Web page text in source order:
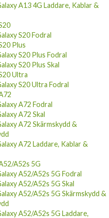
A13 4G Laddare, Kablar &
S20 Fodral
Plus
S20 Plus Fodral
S20 Plus Skal
Ultra
S20 Ultra Fodral
A72 Fodral
A72 Skal
A72 Skärmskydd &
A72 Laddare, Kablar &
A52s 5G
A52/A52s 5G Fodral
A52/A52s 5G Skal
A52/A52s 5G Skärmskydd &
A52/A52s 5G Laddare,